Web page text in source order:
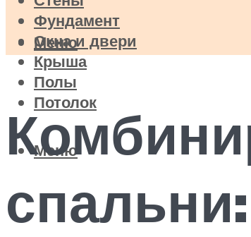
Фундамент
Окна и двери
Крыша
Полы
Потолок
Меню
Меню